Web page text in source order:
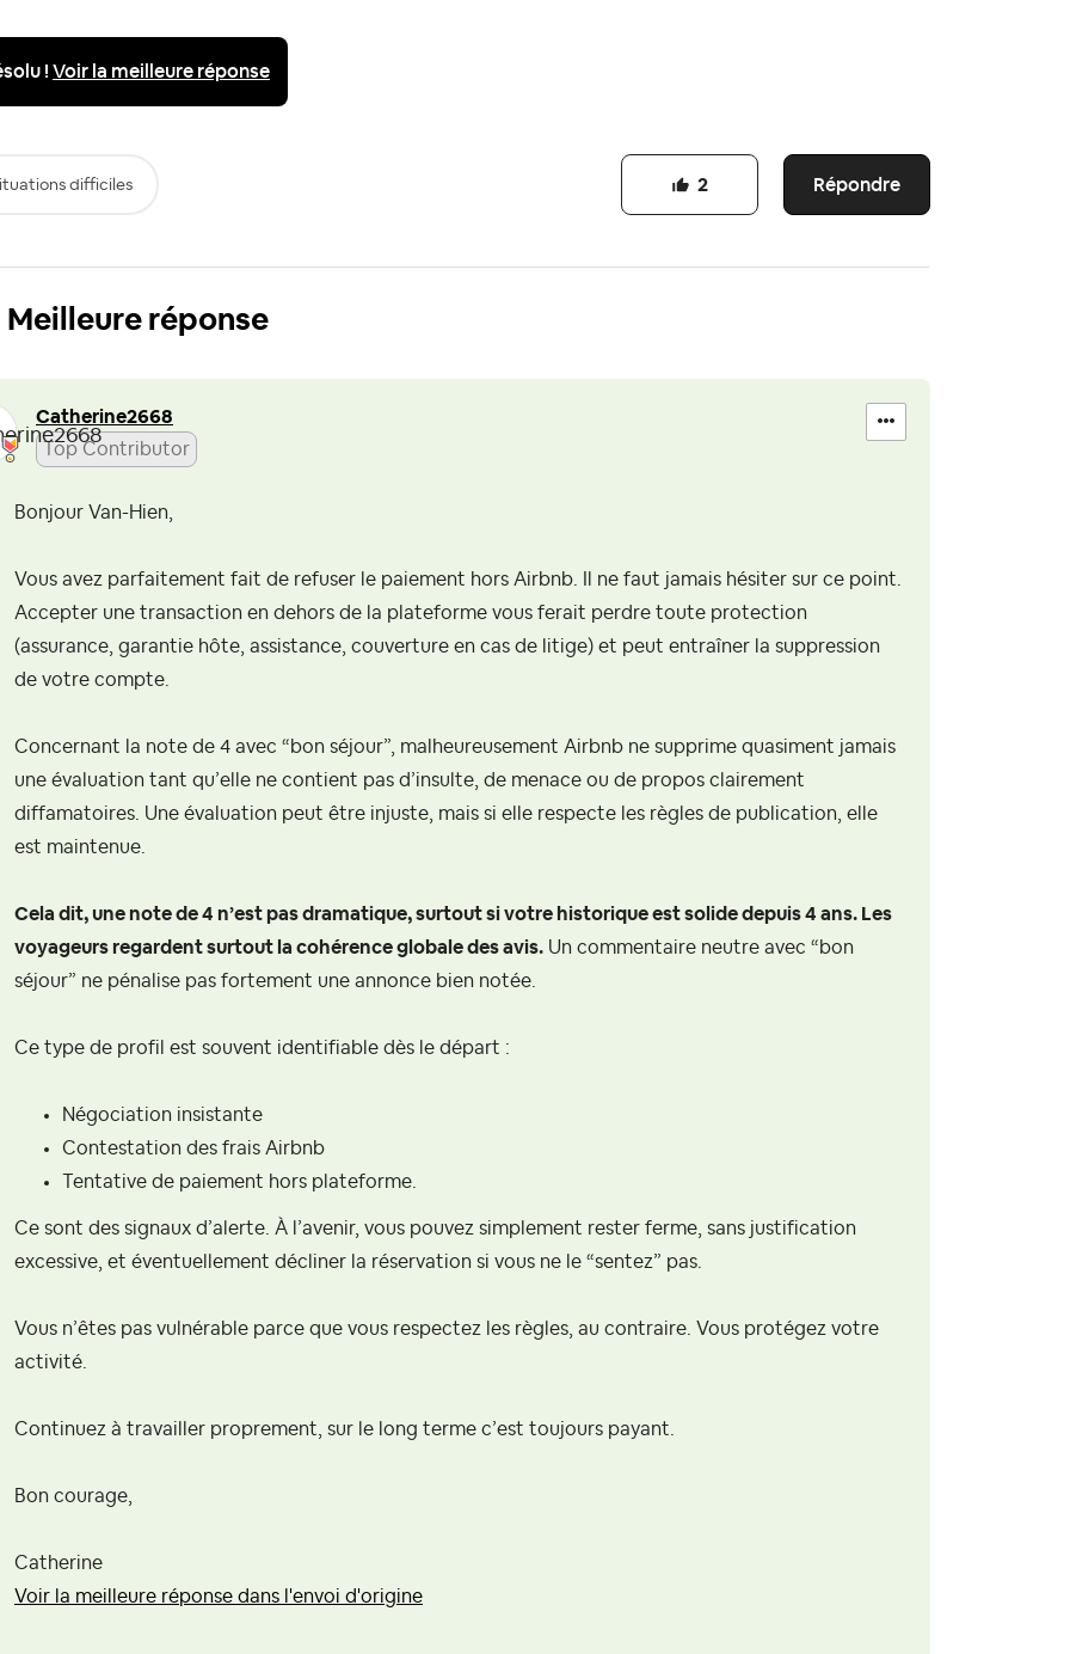
!Voir la meilleure réponse
difficiles Répondre
2
Meilleure réponse
Catherine2668
Top Contributor
Bonjour Van-Hien,
Vous avez parfaitement fait de refuser le paiement hors Airbnb. Il ne faut jamais hésiter sur ce point.
Accepter une transaction en dehors de la plateforme vous ferait perdre toute protection
(assurance, garantie hôte, assistance, couverture en cas de litige) et peut entraîner la suppression
de votre compte.
Concernant la note de 4 avec “bon séjour”, malheureusement Airbnb ne supprime quasiment jamais
une évaluation tant qu’elle ne contient pas d’insulte, de menace ou de propos clairement
diffamatoires. Une évaluation peut être injuste, mais si elle respecte les règles de publication, elle
est maintenue.
Cela dit, une note de 4 n’est pas dramatique, surtout si votre historique est solide depuis 4 ans. Les
voyageurs regardent surtout la cohérence globale des avis. Un commentaire neutre avec “bon
séjour” ne pénalise pas fortement une annonce bien notée.
Ce type de profil est souvent identifiable dès le départ :
Négociation insistante
Contestation des frais Airbnb
Tentative de paiement hors plateforme.
Ce sont des signaux d’alerte. À l’avenir, vous pouvez simplement rester ferme, sans justification
excessive, et éventuellement décliner la réservation si vous ne le “sentez” pas.
Vous n’êtes pas vulnérable parce que vous respectez les règles, au contraire. Vous protégez votre
activité.
Continuez à travailler proprement, sur le long terme c’est toujours payant.
Bon courage,
Catherine
Voir la meilleure réponse dans l'envoi d'origine